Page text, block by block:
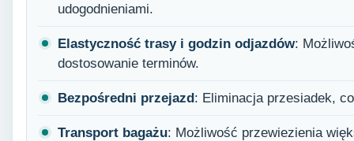
udogodnieniami.
Elastyczność trasy i godzin odjazdów:
dostosowanie terminów.
Bezpośredni przejazd: Eliminacja przesiadek,
Transport bagażu: Możliwość przewiezienia